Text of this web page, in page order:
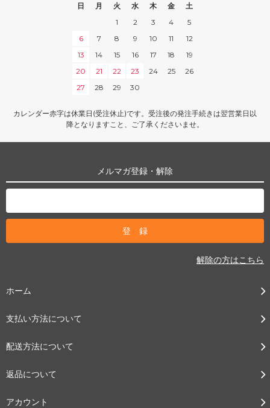
日
月 火 水 木 金
土
1
2 3 4
5
6
7 8 9 10 11
12
13
14 15 16 17 18
19
20
21 22 23 24 25
26
27
28 29 30
カレンダー赤字は休業日(受注休止)です。受注後の発注手続きは翌営業日以
降となりますこと、ご了承くださいませ。
メルマガ登録・解除
解除の方はこちら
ホーム
支払い方法について
配送方法について
返品について
アカウント